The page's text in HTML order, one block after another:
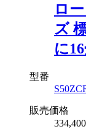
ロ
ズ
に
型番
販売価格